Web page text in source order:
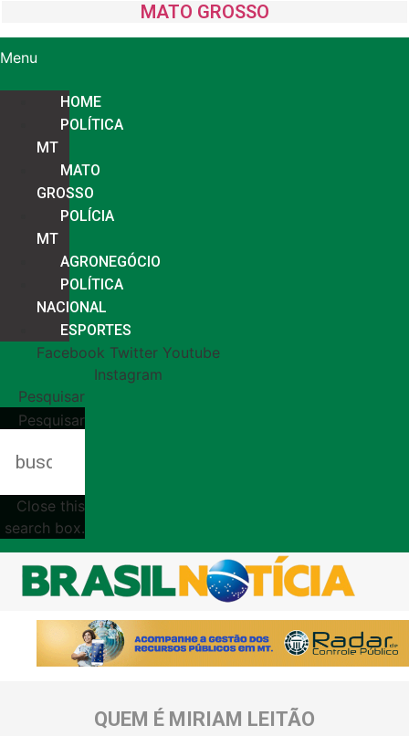
MATO GROSSO
Menu
HOME
POLÍTICA
MT
MATO
GROSSO
POLÍCIA
MT
AGRONEGÓCIO
POLÍTICA
NACIONAL
ESPORTES
Facebook Twitter Youtube
Instagram
Pesquisar
Pesquisar
Close this
search box.
QUEM É MIRIAM LEITÃO